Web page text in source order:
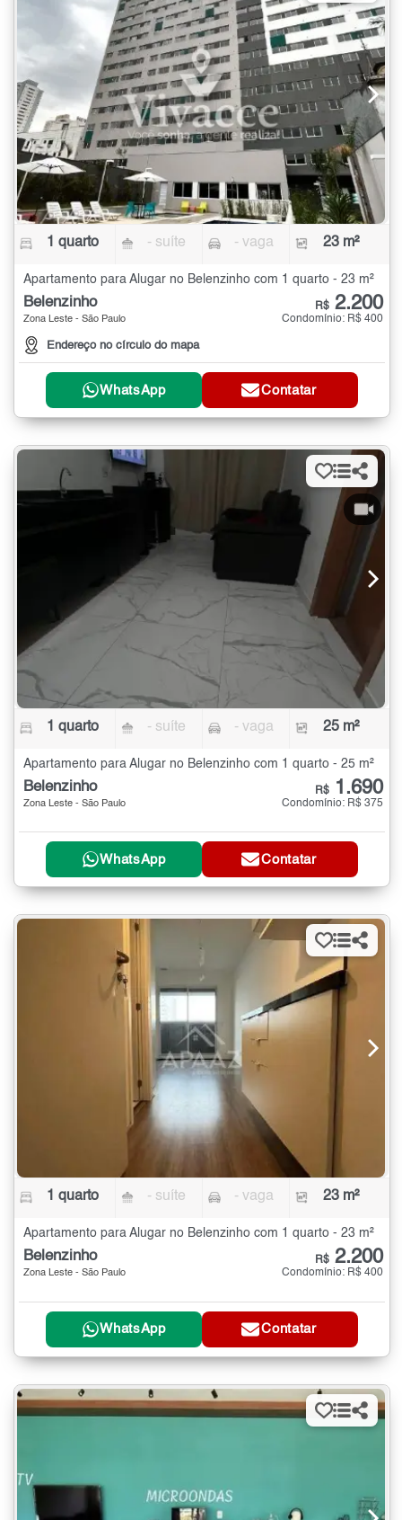
1 quarto - suíte - vaga 23 m²
Apartamento para Alugar no Belenzinho com 1 quarto - 23 m²
Belenzinho
Zona Leste - São Paulo
Endereço no círculo do mapa
R$ 2.200
Condomínio: R$ 400
WhatsApp Contatar
1 quarto - suíte - vaga 25 m²
Apartamento para Alugar no Belenzinho com 1 quarto - 25 m²
Belenzinho
Zona Leste - São Paulo
R$ 1.690
Condomínio: R$ 375
WhatsApp Contatar
1 quarto - suíte - vaga 23 m²
Apartamento para Alugar no Belenzinho com 1 quarto - 23 m²
Belenzinho
Zona Leste - São Paulo
R$ 2.200
Condomínio: R$ 400
WhatsApp Contatar